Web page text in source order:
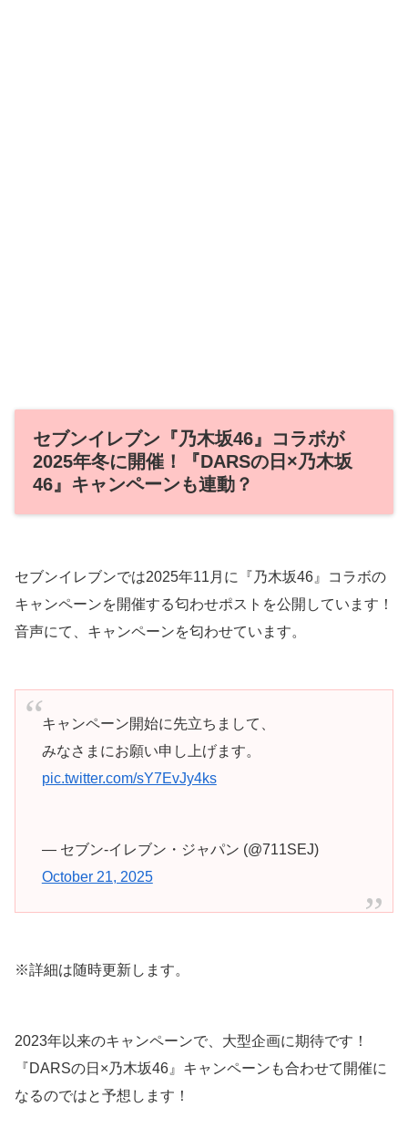
セブンイレブン『乃木坂46』コラボが
2025年冬に開催！『DARSの日×乃木坂
46』キャンペーンも連動？
セブンイレブンでは2025年11月に『乃木坂46』コラボの
キャンペーンを開催する匂わせポストを公開しています！
音声にて、キャンペーンを匂わせています。
キャンペーン開始に先立ちまして、
みなさまにお願い申し上げます。
pic.twitter.com/sY7EvJy4ks
— セブン‐イレブン・ジャパン (@711SEJ)
October 21, 2025
※詳細は随時更新します。
2023年以来のキャンペーンで、大型企画に期待です！
『DARSの日×乃木坂46』キャンペーンも合わせて開催に
なるのではと予想します！